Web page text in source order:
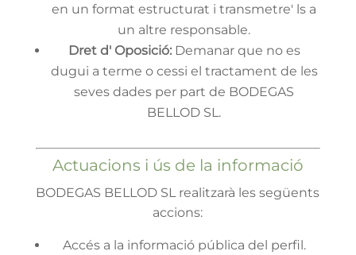
en un format estructurat i transmetre' ls a
un altre responsable.
Dret d' Oposició:Demanar que no es
dugui a terme o cessi el tractament de les
seves dades per part de BODEGAS
BELLOD SL.
Actuacions i ús de la informació
BODEGAS BELLOD SL realitzarà les següents
accions:
Accés a la informació pública del perfil.